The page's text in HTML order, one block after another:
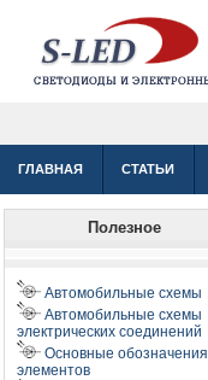
ГЛАВНАЯ СТАТЬИ
Полезное
Автомобильные схемы
Автомобильные схемы
электрических соединений
Основные обозначения
элементов